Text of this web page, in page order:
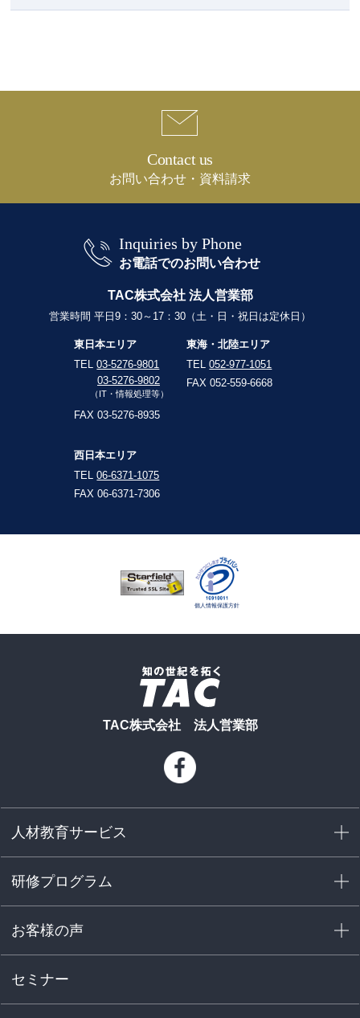
Contact us
お問い合わせ・資料請求
Inquiries by Phone
お電話でのお問い合わせ
TAC株式会社 法人営業部
営業時間 平日9：30～17：30（土・日・祝日は定休日）
東日本エリア
TEL03-5276-9801
03-5276-9802
（IT・情報処理等）
FAX 03-5276-8935
東海・北陸エリア
TEL052-977-1051
FAX 052-559-6668
西日本エリア
TEL06-6371-1075
FAX 06-6371-7306
TAC株式会社 法人営業部
人材教育サービス
研修プログラム
お客様の声
セミナー